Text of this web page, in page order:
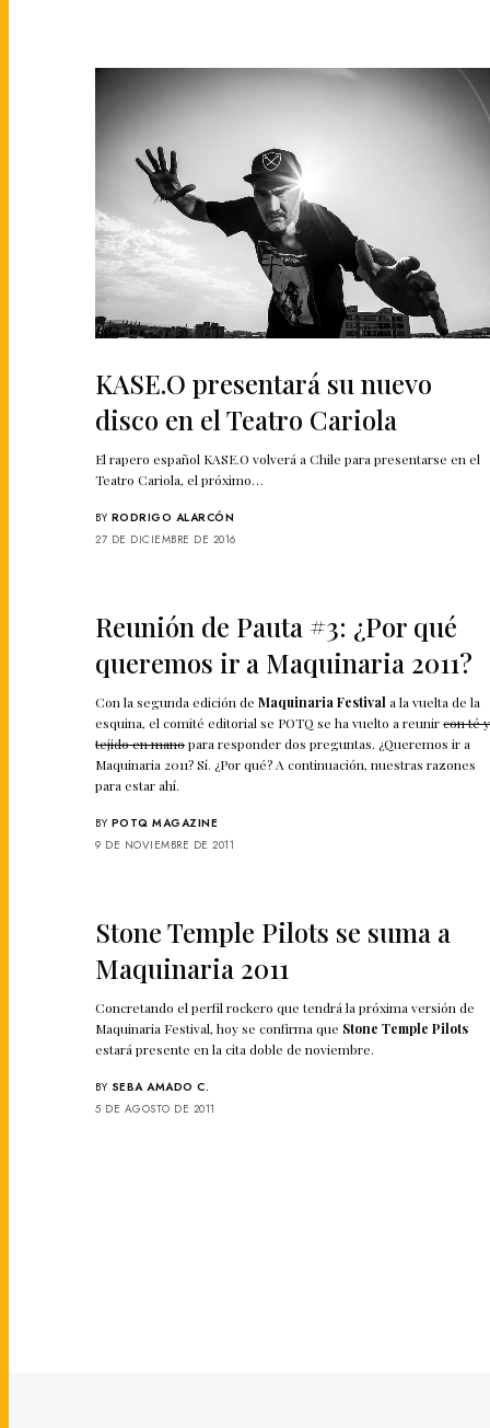
KASE.O presentará su nuevo
disco en el Teatro Cariola
El rapero español KASE.O volverá a Chile para presentarse en el
Teatro Cariola, el próximo…
BY RODRIGO ALARCÓN
27 DE DICIEMBRE DE 2016
Reunión de Pauta #3: ¿Por qué
queremos ir a Maquinaria 2011?
Con la segunda edición deMaquinaria Festival a la vuelta de la
esquina, el comité editorial se POTQ se ha vuelto a reunircon té y
tejido en manopara responder dos preguntas. ¿Queremos ir a
Maquinaria 2011? Sí. ¿Por qué? A continuación, nuestras razones
para estar ahí.
BY POTQ MAGAZINE
9 DE NOVIEMBRE DE 2011
Stone Temple Pilots se suma a
Maquinaria 2011
Concretando el perfil rockero que tendrá la próxima versión de
Maquinaria Festival, hoy se confirma que Stone Temple Pilots
estará presente en la cita doble de noviembre.
BY SEBA AMADO C.
5 DE AGOSTO DE 2011